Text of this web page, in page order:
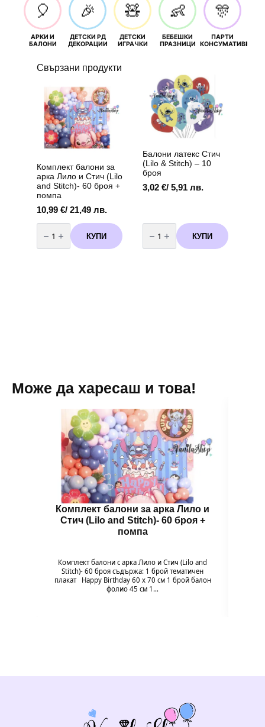
🎈
АРКИ И
БАЛОНИ
🎉
ДЕТСКИ РД
ДЕКОРАЦИИ
🧸
ДЕТСКИ
ИГРАЧКИ
👶
БЕБЕШКИ
ПРАЗНИЦИ
🎊
ПАРТИ
КОНСУМАТИВИ
Свързани продукти
Комплект балони за
арка Лило и Стич (Lilo
and Stitch)- 60 броя +
помпа
10,99 €/ 21,49 лв.
количество
за
Комплект
балони
КУПИ
Балони латекс Стич
(Lilo & Stitch) – 10
броя
3,02 €/ 5,91 лв.
количество
за
Балони
латекс
КУПИ
Може да харесаш и това!
Комплект балони за арка Лило и
Стич (Lilo and Stitch)- 60 броя +
помпа
Комплект балони с арка Лило и Стич (Lilo and
Stitch)- 60 броя съдържа: 1 брой тематичен
плакат Happy Birthday 60 х 70 см 1 брой балон
фолио 45 см 1…